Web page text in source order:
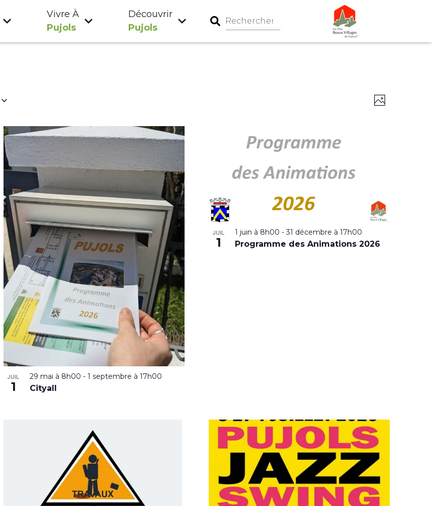
Vivre À
Pujols
Découvrir
Pujols
Navigation
par
de
Photo
JUIL
1
29 mai à 8h00 - 1 septembre à 17h00
Cityall
JUIL
1
1 juin à 8h00 -31 décembre à 17h00
Programme des Animations 2026